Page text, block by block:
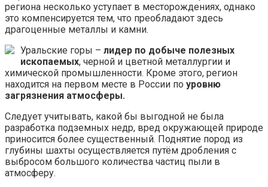
региона несколько уступает в месторождениях, однако
это компенсируется тем, что преобладают здесь
драгоценные металлы и камни.
Уральские горы – лидер по добыче полезных
ископаемых, черной и цветной металлургии и
химической промышленности. Кроме этого, регион
находится на первом месте в России по уровню
загрязнения атмосферы.
Следует учитывать, какой бы выгодной не была
разработка подземных недр, вред окружающей природе
приносится более существенный. Поднятие пород из
глубины шахты осуществляется путём дробления с
выбросом большого количества частиц пыли в
атмосферу.